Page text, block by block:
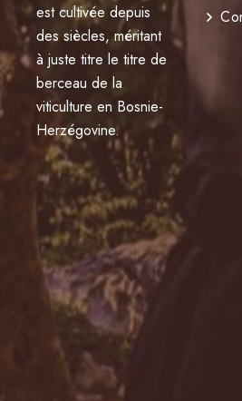
est cultivée depuis
des siècles, méritant
à juste titre le titre de
berceau de la
viticulture en Bosnie-
Herzégovine.